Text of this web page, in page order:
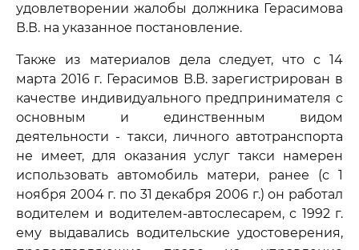
удовлетворении жалобы должника Герасимова
В.В. на указанное постановление.
Также из материалов дела следует, что с 14
марта 2016 г. Герасимов В.В. зарегистрирован в
качестве индивидуального предпринимателя с
основным и единственным видом
деятельности - такси, личного автотранспорта
не имеет, для оказания услуг такси намерен
использовать автомобиль матери, ранее (с 1
ноября 2004 г. по 31 декабря 2006 г.) он работал
водителем и водителем-автослесарем, с 1992 г.
ему выдавались водительские удостоверения,